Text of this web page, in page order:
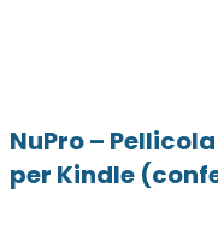
NuPro –
per Kindle